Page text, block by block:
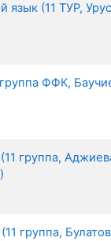
язык (11 ТУР,
ФФК,
группа,
группа,